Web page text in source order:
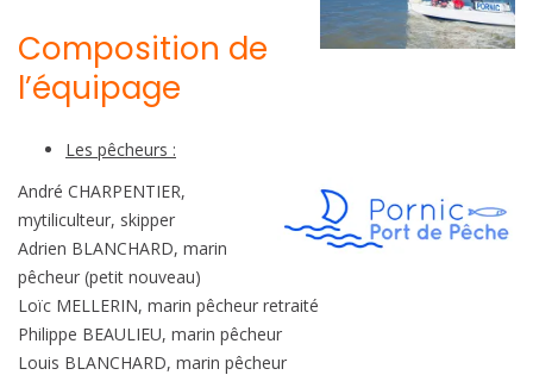
Composition de
l’équipage
Les pêcheurs :
André CHARPENTIER,
mytiliculteur, skipper
Adrien BLANCHARD, marin
pêcheur (petit nouveau)
Loïc MELLERIN, marin pêcheur retraité
Philippe BEAULIEU, marin pêcheur
Louis BLANCHARD, marin pêcheur